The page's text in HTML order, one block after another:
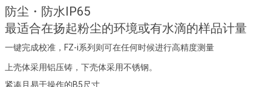
防尘・防水IP65
最适合在扬起粉尘的环境或有水滴的样品计量
一键完成校准，FZ-i系列则可在任何时候进行高精度测量
上壳体采用铝压铸，下壳体采用不锈钢。
紧凑且易于操作的B5尺寸